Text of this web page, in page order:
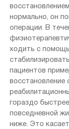
нормально, он
операции. В
ходить с
пациентов
гораздо
повседневной
ниже. Это